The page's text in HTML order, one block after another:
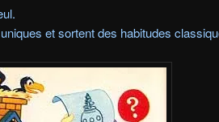
et sortent des habitudes